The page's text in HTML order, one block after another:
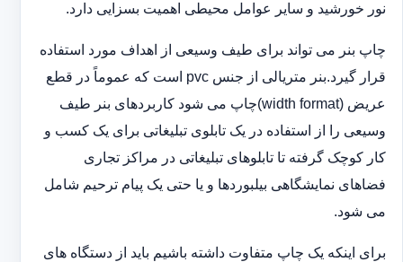
نور خورشید و سایر عوامل محیطی اهمیت بسزایی دارد.
چاپ بنر می تواند برای طیف وسیعی از اهداف مورد استفاده
قرار گیرد.بنر متریالی از جنس pvc است که عموماً در قطع
عریض (width format)چاپ می شود کاربردهای بنر طیف
وسیعی را از استفاده در یک تابلوی تبلیغاتی برای یک کسب و
کار کوچک گرفته تا تابلوهای تبلیغاتی در مراکز تجاری
فضاهای نمایشگاهی بیلبوردها و یا حتی یک پیام ترحیم شامل
می شود.
برای اینکه یک چاپ متفاوت داشته باشیم باید از دستگاه های